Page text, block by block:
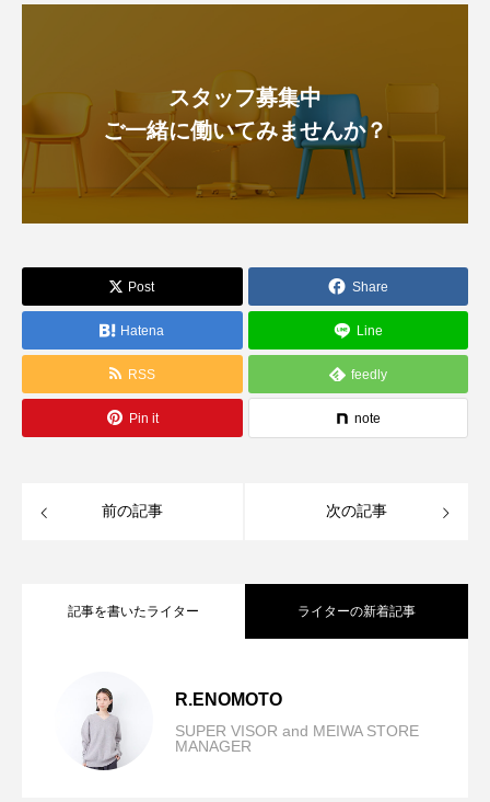
スタッフ募集中
ご一緒に働いてみませんか？
Post Share
Hatena Line
RSS feedly
Pin it note
前の記事 次の記事
記事を書いたライター ライターの新着記事
R.ENOMOTO
SUPER VISOR and MEIWA STORE
MANAGER
2026.07.14 Melange Twill Curve Pants-CLOCHE